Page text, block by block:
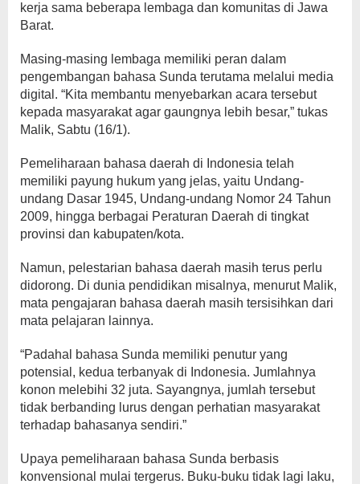
kerja sama beberapa lembaga dan komunitas di Jawa
Barat.
Masing-masing lembaga memiliki peran dalam
pengembangan bahasa Sunda terutama melalui media
digital. “Kita membantu menyebarkan acara tersebut
kepada masyarakat agar gaungnya lebih besar,” tukas
Malik, Sabtu (16/1).
Pemeliharaan bahasa daerah di Indonesia telah
memiliki payung hukum yang jelas, yaitu Undang-
undang Dasar 1945, Undang-undang Nomor 24 Tahun
2009, hingga berbagai Peraturan Daerah di tingkat
provinsi dan kabupaten/kota.
Namun, pelestarian bahasa daerah masih terus perlu
didorong. Di dunia pendidikan misalnya, menurut Malik,
mata pengajaran bahasa daerah masih tersisihkan dari
mata pelajaran lainnya.
“Padahal bahasa Sunda memiliki penutur yang
potensial, kedua terbanyak di Indonesia. Jumlahnya
konon melebihi 32 juta. Sayangnya, jumlah tersebut
tidak berbanding lurus dengan perhatian masyarakat
terhadap bahasanya sendiri.”
Upaya pemeliharaan bahasa Sunda berbasis
konvensional mulai tergerus. Buku-buku tidak lagi laku,